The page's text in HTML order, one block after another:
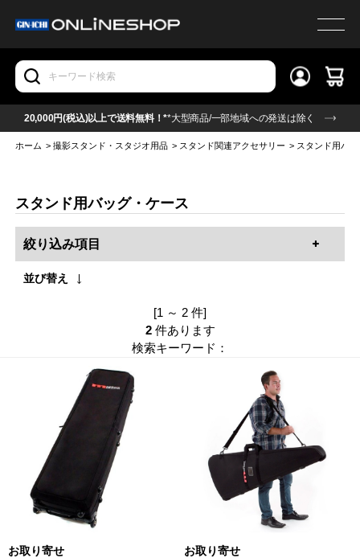
20,000円(税込)以上で送料無料！**大型商品/一部地域への発送は除く
ホーム >撮影スタンド・スタジオ用品 > スタンド関連アクセサリー > スタンド用バ
スタンド用バッグ・ケース
絞り込み項目
並び替え
[1 ～ 2 件]
2 件あります
検索キーワード：
お取り寄せ お取り寄せ